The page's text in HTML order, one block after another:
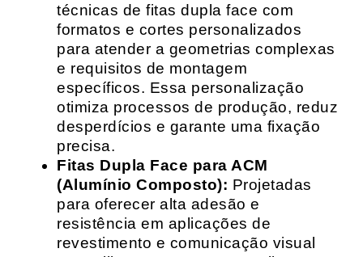
técnicas de fitas dupla face com
formatos e cortes personalizados
para atender a geometrias complexas
e requisitos de montagem
específicos. Essa personalização
otimiza processos de produção, reduz
desperdícios e garante uma fixação
precisa.
Fitas Dupla Face para ACM
(Alumínio Composto): Projetadas
para oferecer alta adesão e
resistência em aplicações de
revestimento e comunicação visual